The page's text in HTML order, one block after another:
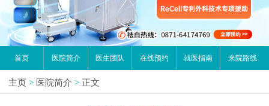
首页 医院简介 医生团队 在线预约 就医指南 来院路线
主页 > 医院简介 > 正文